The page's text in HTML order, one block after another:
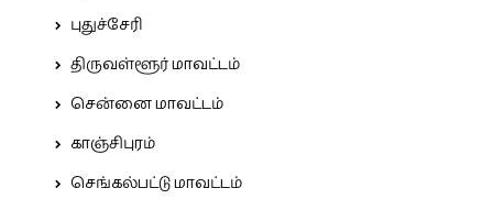
புதுச்சேரி
திருவள்ளூர் மாவட்டம்
சென்னை மாவட்டம்
காஞ்சிபுரம்
செங்கல்பட்டு மாவட்டம்